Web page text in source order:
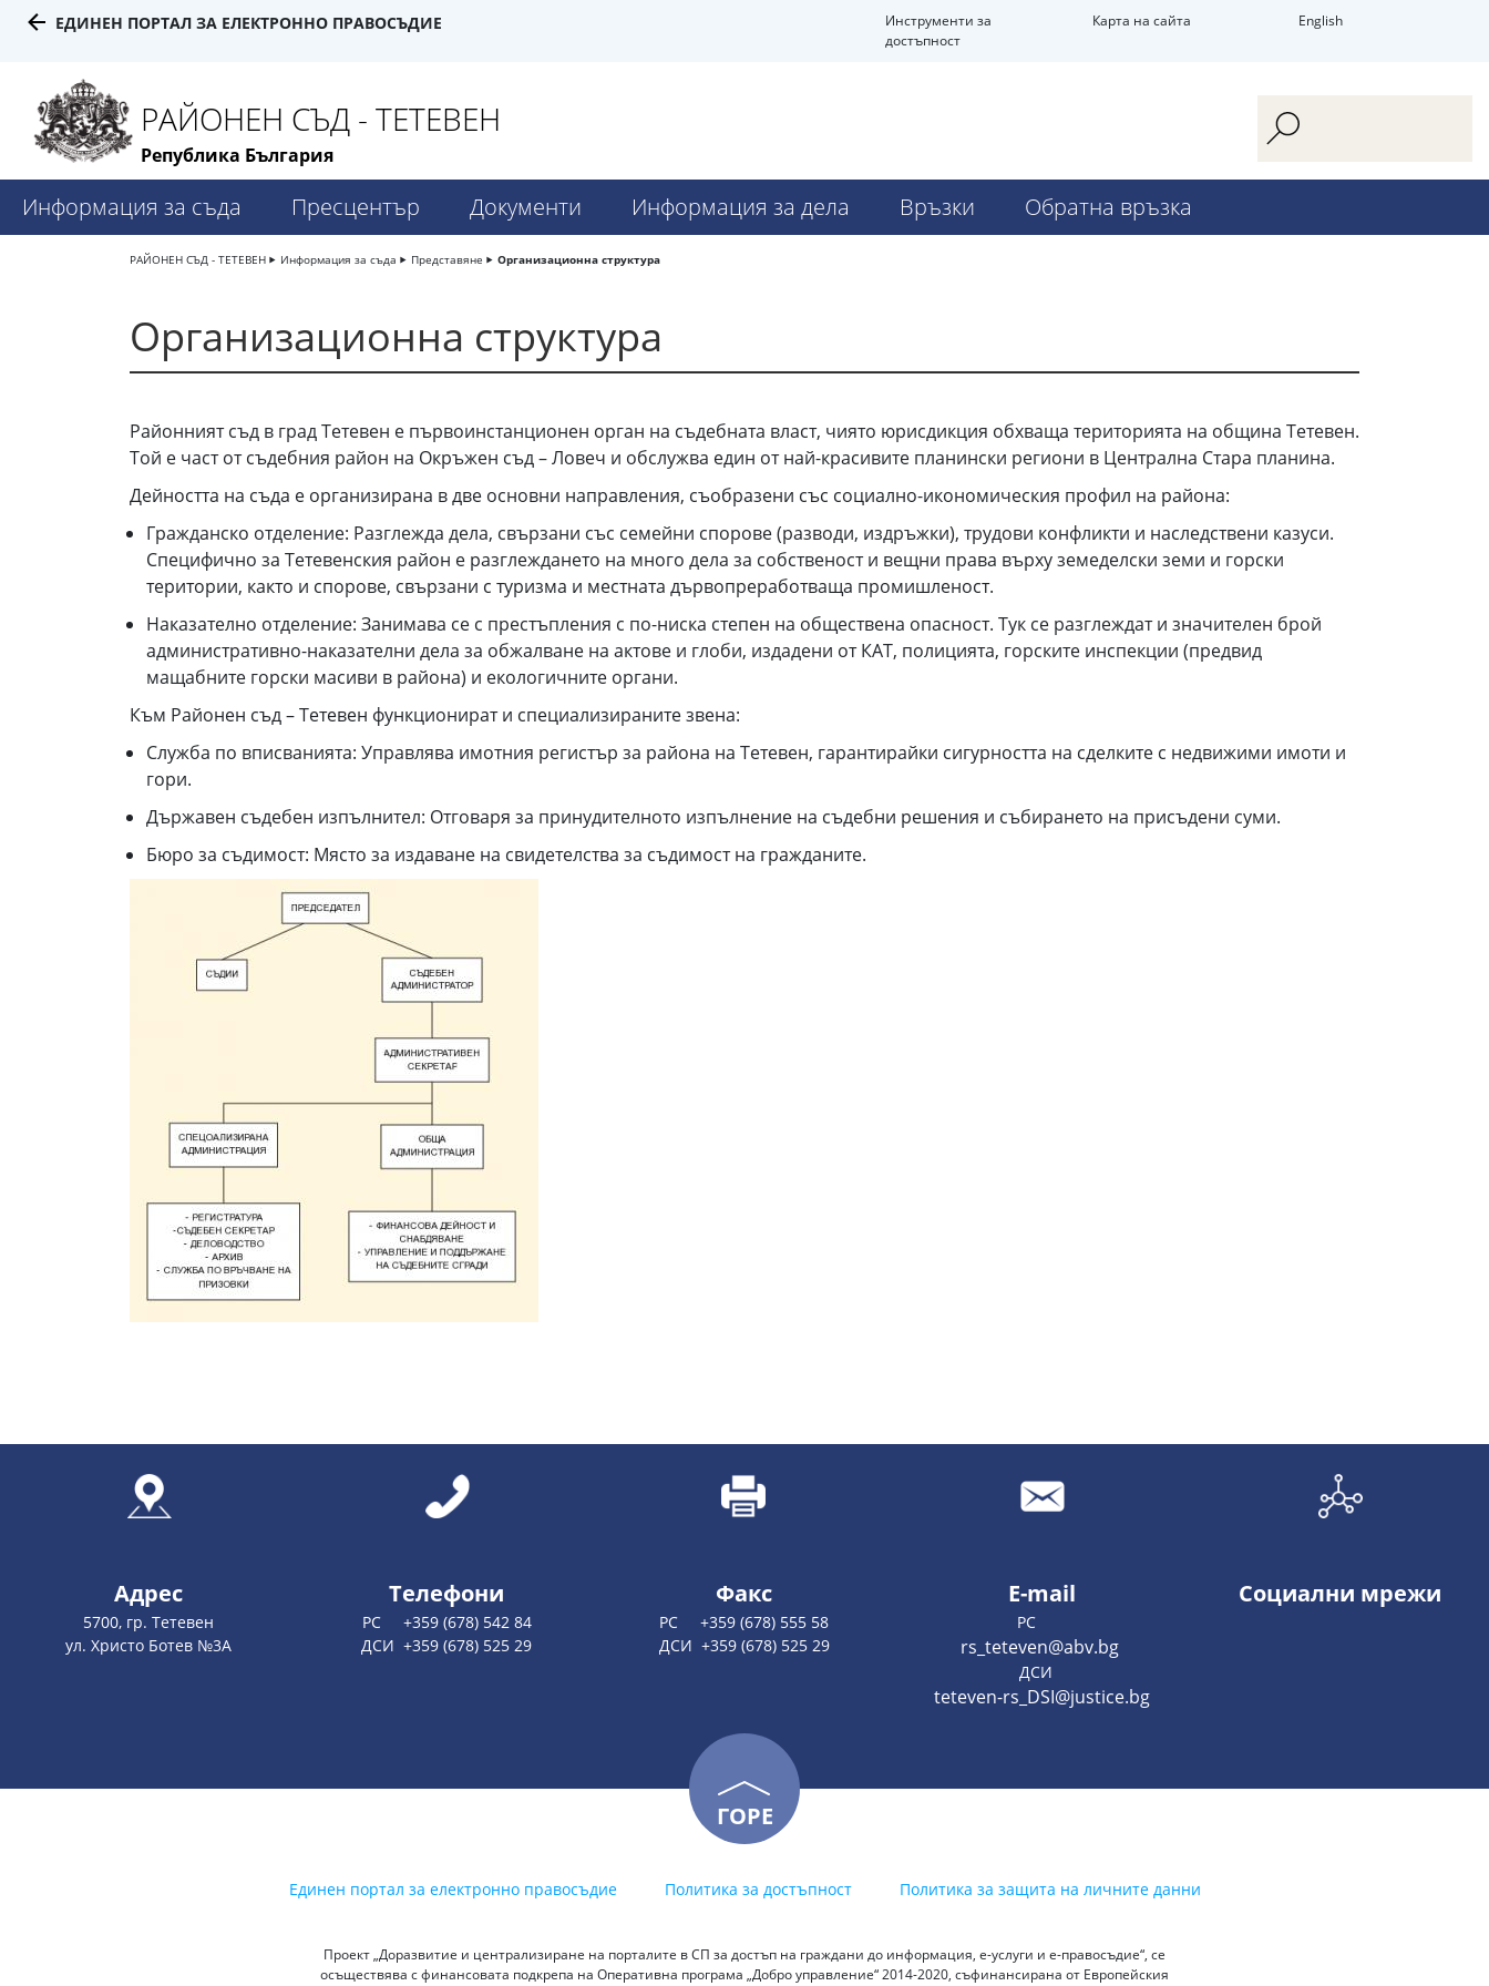
ЕДИНЕН ПОРТАЛ ЗА ЕЛЕКТРОННО ПРАВОСЪДИЕ
Инструменти за
достъпност
Карта на сайта English
РАЙОНЕН СЪД - ТЕТЕВЕН
Република България
Информация за съда Пресцентър Документи Информация за дела Връзки Обратна връзка
РАЙОНЕН СЪД - ТЕТЕВЕН Информация за съда Представяне Организационна структура
Организационна структура
Районният съд в град Тетевен е първоинстанционен орган на съдебната власт, чиято юрисдикция обхваща територията на община Тетевен.
Той е част от съдебния район на Окръжен съд – Ловеч и обслужва един от най-красивите планински региони в Централна Стара планина.
Дейността на съда е организирана в две основни направления, съобразени със социално-икономическия профил на района:
Гражданско отделение: Разглежда дела, свързани със семейни спорове (разводи, издръжки), трудови конфликти и наследствени казуси.
Специфично за Тетевенския район е разглеждането на много дела за собственост и вещни права върху земеделски земи и горски
територии, както и спорове, свързани с туризма и местната дървопреработваща промишленост.
Наказателно отделение: Занимава се с престъпления с по-ниска степен на обществена опасност. Тук се разглеждат и значителен брой
административно-наказателни дела за обжалване на актове и глоби, издадени от КАТ, полицията, горските инспекции (предвид
мащабните горски масиви в района) и екологичните органи.
Към Районен съд – Тетевен функционират и специализираните звена:
Служба по вписванията: Управлява имотния регистър за района на Тетевен, гарантирайки сигурността на сделките с недвижими имоти и
гори.
Държавен съдебен изпълнител: Отговаря за принудителното изпълнение на съдебни решения и събирането на присъдени суми.
Бюро за съдимост: Място за издаване на свидетелства за съдимост на гражданите.
Адрес
5700, гр. Тетевен
ул. Христо Ботев №3А
Телефони
РС +359 (678) 542 84
ДСИ +359 (678) 525 29
Факс
РС +359 (678) 555 58
ДСИ +359 (678) 525 29
E-mail
РС
rs_teteven@abv.bg
ДСИ
teteven-rs_DSI@justice.bg
Социални мрежи
ГОРЕ
Единен портал за електронно правосъдие Политика за достъпност Политика за защита на личните данни
Проект „Доразвитие и централизиране на порталите в СП за достъп на граждани до информация, е-услуги и е-правосъдие“, се
осъществява с финансовата подкрепа на Оперативна програма „Добро управление“ 2014-2020, съфинансирана от Европейския